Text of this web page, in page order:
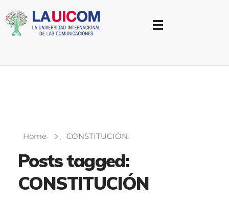
Home CONSTITUCIÓN
Posts tagged:
CONSTITUCIÓN